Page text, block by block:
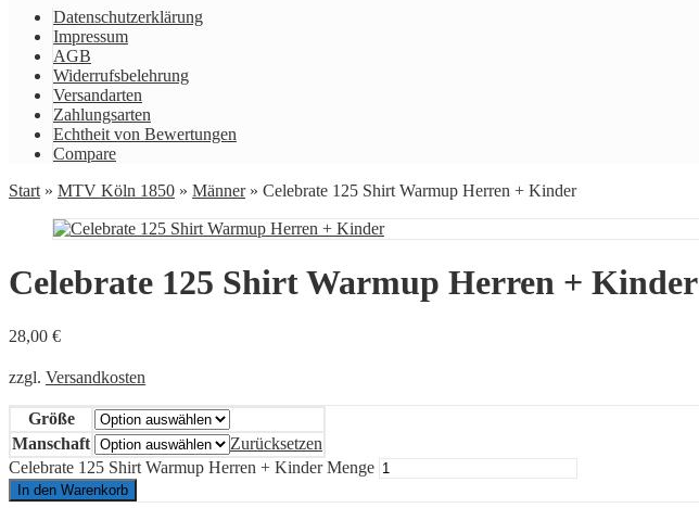
Datenschutzerklärung
Impressum
AGB
Widerrufsbelehrung
Versandarten
Zahlungsarten
Echtheit von Bewertungen
Compare
Start » MTV Köln 1850 » Männer» Celebrate 125 Shirt Warmup Herren + Kinder
Celebrate 125 Shirt Warmup Herren + Kinder
28,00 €
zzgl. Versandkosten
Größe
Manschaft
Zurücksetzen
Celebrate 125 Shirt Warmup Herren + Kinder Menge
In den Warenkorb